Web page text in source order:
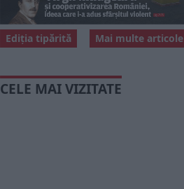
Mai multe articole
Ediția tipărită
CELE MAI VIZITATE